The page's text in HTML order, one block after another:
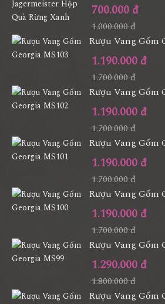
700.000 đ
1.000.000 đ
Rượu Vang Gốm
1.190.000 đ
1.700.000 đ
Rượu Vang Gốm
1.190.000 đ
1.700.000 đ
Rượu Vang Gốm
1.190.000 đ
1.700.000 đ
Rượu Vang Gốm
1.190.000 đ
1.700.000 đ
Rượu Vang Gốm
1.290.000 đ
1.800.000 đ
Rượu Vang Gốm